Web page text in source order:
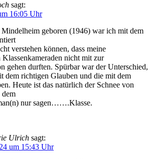
sagt:
16:05 Uhr
geboren (1946) war ich mit dem
verstehen können, dass meine
Klassenkameraden nicht mit zur
gehen durften. Spürbar war der Unterschied,
dem richtigen Glauben und die mit dem
Heute ist das natürlich der Schnee von
dem
nur sagen…….Klasse.
Ulrich sagt:
um 15:43 Uhr